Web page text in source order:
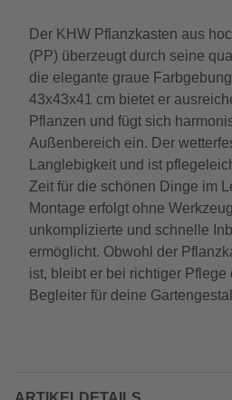
Der KHW Pflanzkasten aus
(PP) überzeugt durch seine
die elegante graue
43x43x41 cm bietet er
Pflanzen und fügt sich
Außenbereich ein. Der
Langlebigkeit und ist
Zeit für die schönen Dinge im
Montage erfolgt ohne
unkomplizierte und schnelle
ermöglicht. Obwohl der
ist, bleibt er bei richtiger
Begleiter für deine